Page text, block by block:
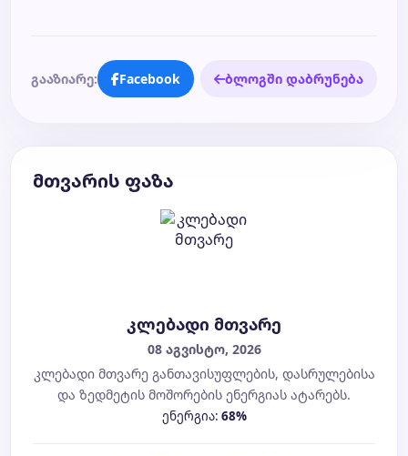
გააზიარე: Facebook ბლოგში დაბრუნება
მთვარის ფაზა
კლებადი მთვარე
08 აგვისტო, 2026
კლებადი მთვარე განთავისუფლების, დასრულებისა
და ზედმეტის მოშორების ენერგიას ატარებს.
ენერგია: 68%